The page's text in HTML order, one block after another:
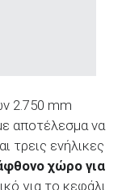
2.750 mm
αποτέλεσμα να
τρεις ενήλικες
χώρο για
για το κεφάλι